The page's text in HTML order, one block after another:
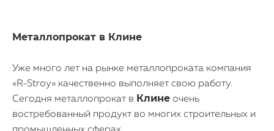
В нашем автопарке
Металлопрокат в Клине
Уже много лет на рынке металлопроката компания
«R-Stroy» качественно выполняет свою работу.
Сегодня металлопрокат в Клине очень
востребованный продукт во многих строительных и